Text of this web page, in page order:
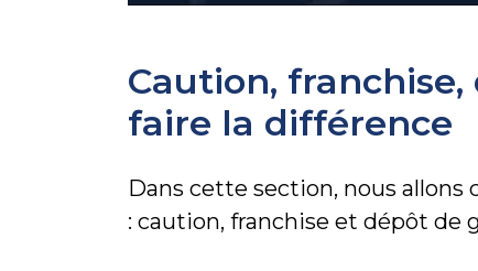
Caution,
faire la différence
Dans cette section, nous
: caution, franchise et dépôt de